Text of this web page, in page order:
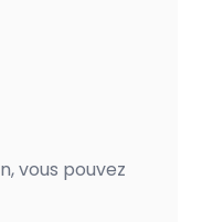
vous pouvez